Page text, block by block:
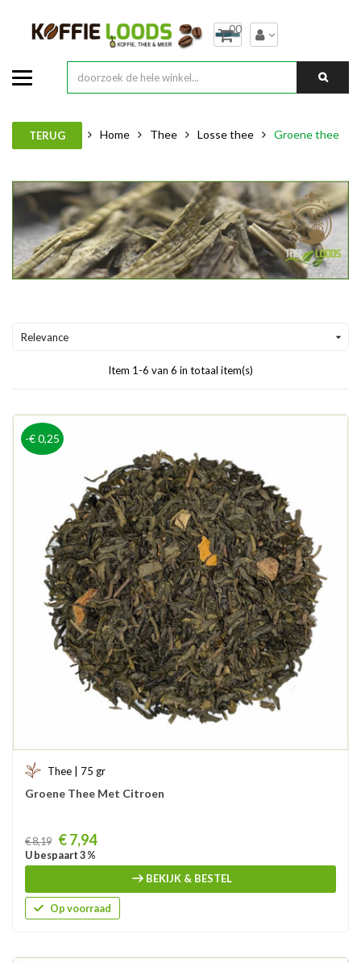
00
TERUG Home Thee Losse thee Groene thee
Relevance 
Item 1-6 van 6 in totaal item(s)
-€ 0,25
Thee | 75 gr
Groene Thee Met Citroen
Prijs
€ 8,19 € 7,94
U bespaart 3 %
BEKIJK & BESTEL
Op voorraad